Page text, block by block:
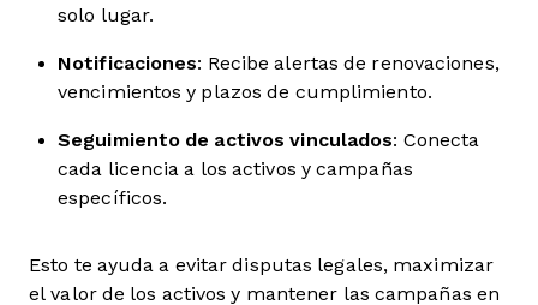
solo lugar.
Notificaciones: Recibe alertas de renovaciones,
vencimientos y plazos de cumplimiento.
Seguimiento de activos vinculados: Conecta
cada licencia a los activos y campañas
específicos.
Esto te ayuda a evitar disputas legales, maximizar
el valor de los activos y mantener las campañas en